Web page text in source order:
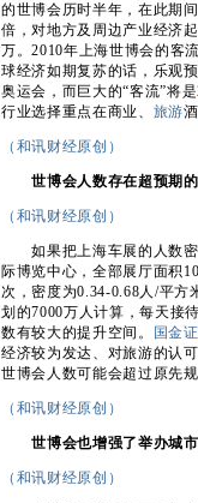
的世博会历时半年，在此期
倍，对地方及周边产业经济
万。2010年上海世博会的客
球经济如期复苏的话，乐观
奥运会，而巨大的“客流”将
行业选择重点在商业、 旅游
（和讯财经原创）
世博会人数存在超预期
（和讯财经原创）
如果把上海车展的人数密
际博览中心，全部展厅面积
次，密度为0.34-0.68人/平方
划的7000万人计算，每天接
数有较大的提升空间。
国金
经济较为发达、对旅游的认
世博会人数可能会超过原先
（和讯财经原创）
世博会也增强了举办城
（和讯财经原创）